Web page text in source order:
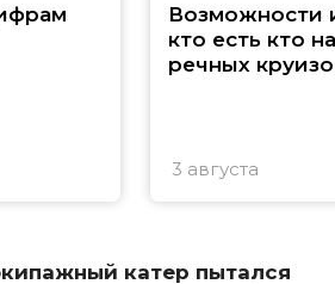
Возможности
кто есть кто
речных
3 августа
катер пытался